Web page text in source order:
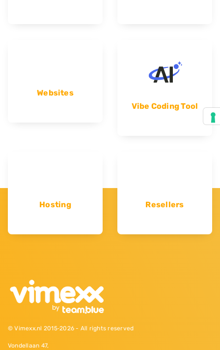
Websites
Vibe Coding Tool
Hosting Resellers
© Vimexx.nl 2015‐2026 - All rights reserved
Vondellaan 47,